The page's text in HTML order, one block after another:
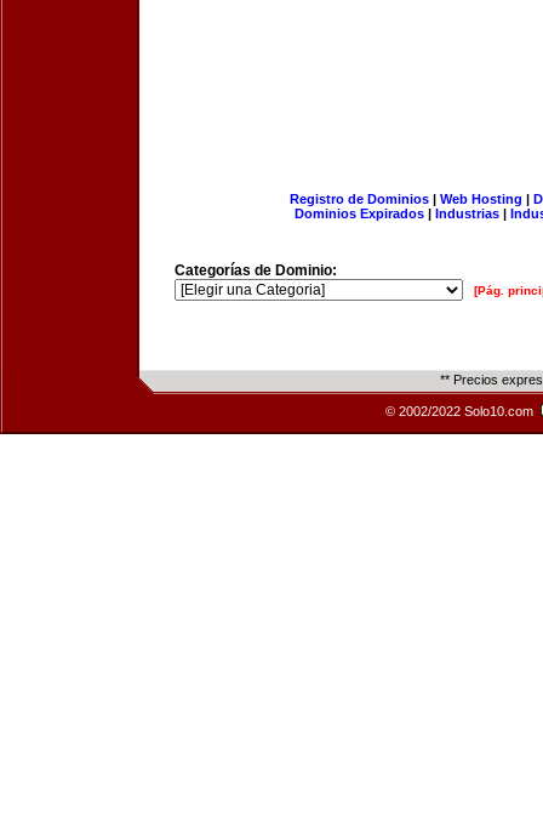
Registro de Dominios| Web Hosting |
Dominios Expirados | Industrias |
Categorías de Dominio:
[Pág.
** Precios
© 2002/2022 Solo10.com